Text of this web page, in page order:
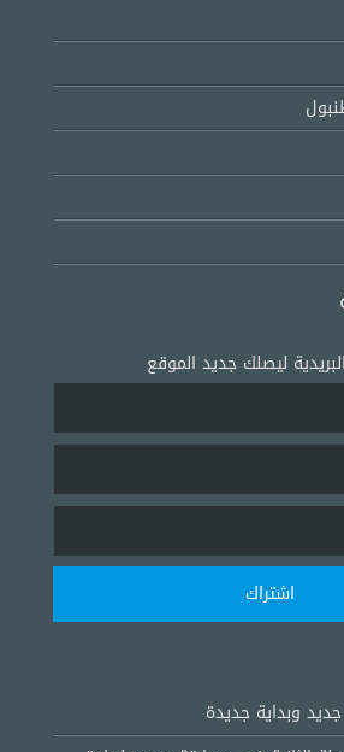
ليصلك جديد الموقع